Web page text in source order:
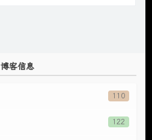
博客信息
110
122